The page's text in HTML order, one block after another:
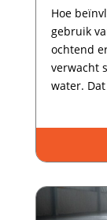
Hoe
gebruik
ochtend
verwacht
water.​